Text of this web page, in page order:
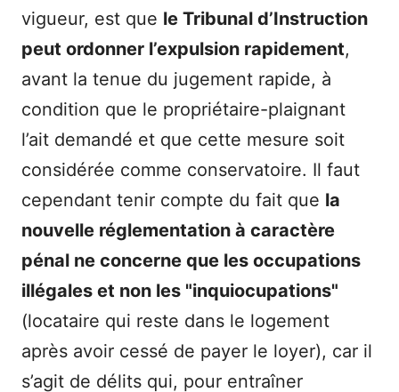
vigueur, est que le Tribunal d’Instruction
peut ordonner l’expulsion rapidement,
avant la tenue du jugement rapide, à
condition que le propriétaire-plaignant
l’ait demandé et que cette mesure soit
considérée comme conservatoire. Il faut
cependant tenir compte du fait que la
nouvelle réglementation à caractère
pénal ne concerne que les occupations
illégales et non les "inquiocupations"
(locataire qui reste dans le logement
après avoir cessé de payer le loyer), car il
s’agit de délits qui, pour entraîner